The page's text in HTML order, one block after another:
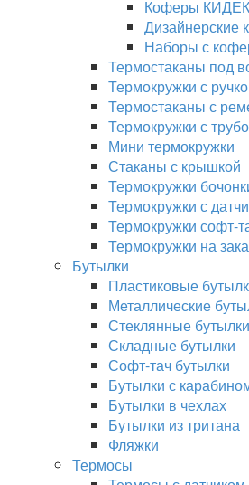
Коферы
Дизайнерские
Наборы с
Термостаканы под
Термокружки с
Термостаканы с
Термокружки с
Мини термокружки
Стаканы с крышкой
Термокружки
Термокружки с
Термокружки софт-
Термокружки на
Бутылки
Пластиковые
Металлические
Стеклянные бутылки
Складные бутылки
Софт-тач бутылки
Бутылки с
Бутылки в чехлах
Бутылки из тритана
Фляжки
Термосы